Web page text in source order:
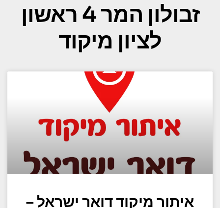
זבולון המר 4 ראשון
לציון מיקוד
איתור מיקוד דואר ישראל –